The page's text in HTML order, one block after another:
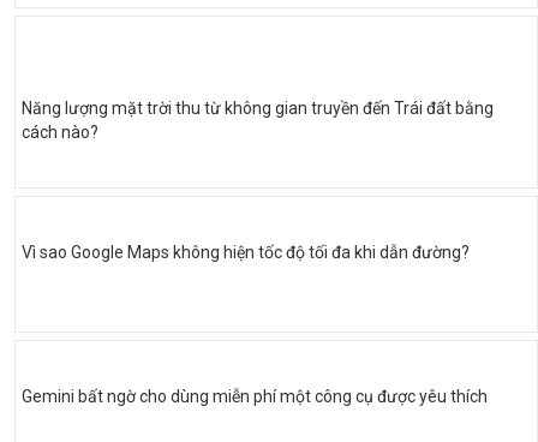
Năng lượng mặt trời thu từ không gian truyền đến Trái đất bằng
cách nào?
Vì sao Google Maps không hiện tốc độ tối đa khi dẫn đường?
Gemini bất ngờ cho dùng miễn phí một công cụ được yêu thích